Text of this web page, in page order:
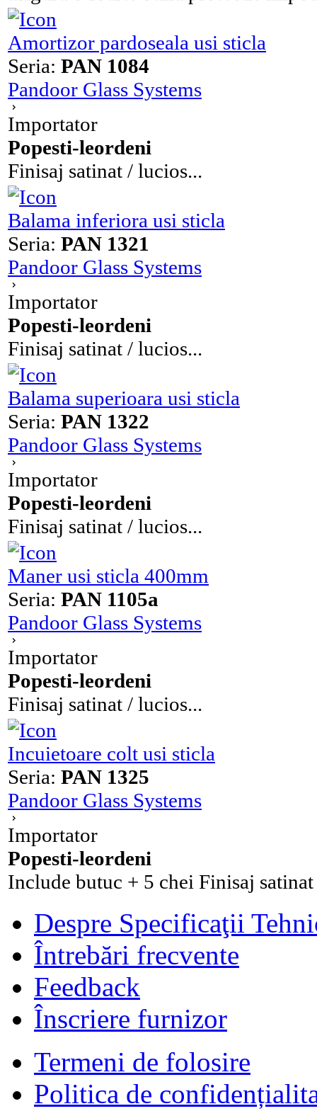
Amortizor pardoseala usi sticla
Seria: PAN 1084
Pandoor Glass Systems
Importator
Popesti-leordeni
Finisaj satinat / lucios...
Balama inferiora usi sticla
Seria: PAN 1321
Pandoor Glass Systems
Importator
Popesti-leordeni
Finisaj satinat / lucios...
Balama superioara usi sticla
Seria: PAN 1322
Pandoor Glass Systems
Importator
Popesti-leordeni
Finisaj satinat / lucios...
Maner usi sticla 400mm
Seria: PAN 1105a
Pandoor Glass Systems
Importator
Popesti-leordeni
Finisaj satinat / lucios...
Incuietoare colt usi sticla
Seria: PAN 1325
Pandoor Glass Systems
Importator
Popesti-leordeni
Include butuc + 5 chei Finisaj
Despre Specificaţii
Întrebări frecvente
Feedback
Înscriere furnizor
Termeni de folosire
Politica de